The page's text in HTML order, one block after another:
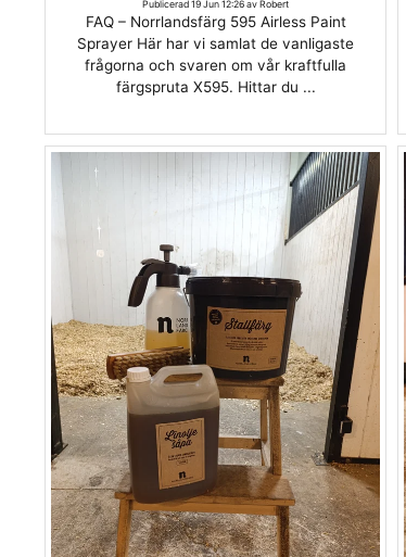
Publicerad 19 Jun 12:26 av Robert
FAQ – Norrlandsfärg 595 Airless Paint
Sprayer Här har vi samlat de vanligaste
frågorna och svaren om vår kraftfulla
färgspruta X595. Hittar du ...